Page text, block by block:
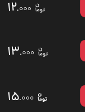
۱۲.۰۰۰
۱۳.۰۰۰
۱۵.۰۰۰